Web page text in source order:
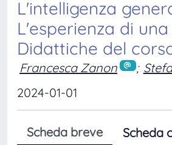
L'intelligenza
L'esperienza di
Didattiche del
Francesca Zanon ;
2024-01-01
Scheda breve Scheda